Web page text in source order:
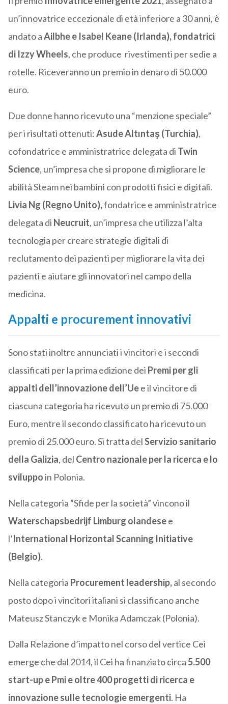
un’innovatrice eccezionale di età inferiore a 30 anni, è
andato aAilbhe e Isabel Keane (Irlanda), fondatrici
di Izzy Wheels, che produce rivestimenti per sedie a
rotelle. Riceveranno un premio in denaro di 50.000
euro.
Due donne hanno ricevuto una “menzione speciale”
per i risultati ottenuti:Asude Altıntaş (Turchia),
cofondatrice e amministratrice delegata di Twin
Science, un’impresa che si propone di migliorare le
abilità Steam nei bambini con prodotti fisici e digitali.
Livia Ng (Regno Unito),fondatrice e amministratrice
delegata di Neucruit, un’impresa che utilizza l’alta
tecnologia per creare strategie digitali di
reclutamento dei pazienti per migliorare la vita dei
pazienti e aiutare gli innovatori nel campo della
medicina.
Appalti e procurement innovativi
Sono stati inoltre annunciati i vincitori e i secondi
classificati per la prima edizione dei Premi per gli
appalti dell’innovazione dell’Uee il vincitore di
ciascuna categoria ha ricevuto un premio di 75.000
Euro, mentre il secondo classificato ha ricevuto un
premio di 25.000 euro. Si tratta delServizio sanitario
della Galizia, del Centro nazionale per la ricerca e lo
sviluppoin Polonia.
Nella categoria “Sfide per la società” vincono il
Waterschapsbedrijf Limburg olandesee
l’International Horizontal Scanning Initiative
(Belgio).
Nella categoria Procurement leadership,al secondo
posto dopo i vincitori italiani si classificano anche
Mateusz Stanczyk e Monika Adamczak (Polonia).
Dalla Relazione d’impatto nel corso del vertice Cei
emerge che dal 2014, il Cei ha finanziato circa5.500
start-up e Pmi e oltre 400 progetti di ricerca e
innovazione sulle tecnologie emergenti. Ha